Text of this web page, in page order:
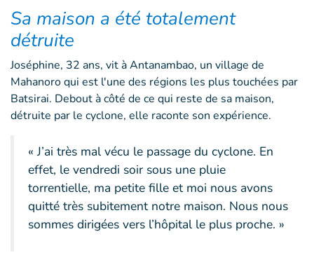
Sa maison a été totalement
détruite
Joséphine, 32 ans, vit à Antanambao, un village de
Mahanoro qui est l'une des régions les plus touchées par
Batsirai. Debout à côté de ce qui reste de sa maison,
détruite par le cyclone, elle raconte son expérience.
« J’ai très mal vécu le passage du cyclone. En
effet, le vendredi soir sous une pluie
torrentielle, ma petite fille et moi nous avons
quitté très subitement notre maison. Nous nous
sommes dirigées vers l’hôpital le plus proche. »